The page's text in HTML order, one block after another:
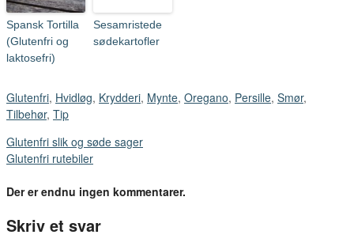
Spansk Tortilla
(Glutenfri og
laktosefri)
Sesamristede
sødekartofler
Glutenfri, Hvidløg, Krydderi, Mynte, Oregano, Persille, Smør,
Tilbehør, Tip
Glutenfri slik og søde sager
Glutenfri rutebiler
Der er endnu ingen kommentarer.
Skriv et svar